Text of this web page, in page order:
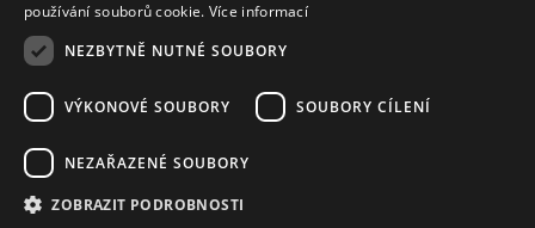
Podporují nás
používání souborů cookie. Více informací
NEZBYTNĚ NUTNÉ SOUBORY
VÝKONOVÉ SOUBORY SOUBORY CÍLENÍ
NEZAŘAZENÉ SOUBORY
ZOBRAZIT PODROBNOSTI